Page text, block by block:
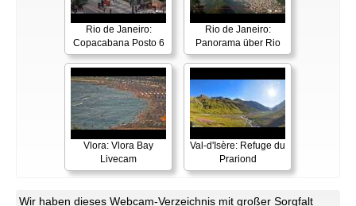
Rio de Janeiro:
Copacabana Posto 6
Rio de Janeiro:
Panorama über Rio
Vlora: Vlora Bay
Livecam
Val-d'Isère: Refuge du
Prariond
Wir haben dieses Webcam-Verzeichnis mit großer Sorgfalt